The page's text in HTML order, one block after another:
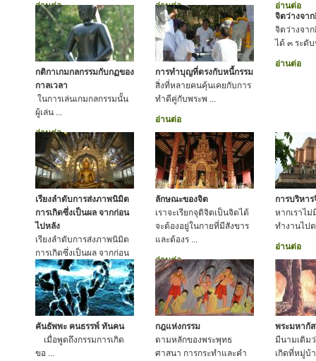
อ่านต่อ อ่านต่อ อ่านต่อ
กติกาเกมกลกรรมกับกฏของ
กาลเวลา
ในการเล่นเกมกลกรรมนั้น
ผู้เล่น ...
อ่านต่อ
การทำบุญที่ตรงกับหนี้กรรม
สิ่งที่หลายคนคุ้นเคยกับการ
ทำดีคู่กับพระพ ...
อ่านต่อ
จิตว่างจาก
จิตว่างจา
ได้ ๓ ระดั
อ่านต่อ
เรียงลำดับการส่งภาพนิมิต
การเกิดซึ่งเป็นผล จากก่อน
ไปหลัง
เรียงลำดับการส่งภาพนิมิต
การเกิดซึ่งเป็นผล จากก่อน
ไปหลัง
อ่านต่อ
ลักษณะของจิต
เราจะเรียกจุติจิตเป็นจิตได้
จะต้องอยู่ในกายที่มีสังขาร
และต้องร ...
อ่านต่อ
การบริหา
หากเราไ
ทำงานไป
อ่านต่อ
คันธัพพะ คนธรรพ์ ทันคน
เมื่อพูดถึงกรรมการเกิด
ขอ ...
กฎแห่งกรรม
ตามหลักของพระพุทธ
ศาสนา การกระทำและคำ
พระมหากัส
มีนามเดิม
เกิดที่หมู่บ้